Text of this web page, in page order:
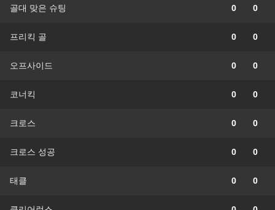
골대 맞은 슈팅 0 0
프리킥 골 0 0
오프사이드 0 0
코너킥 0 0
크로스 0 0
크로스 성공 0 0
태클 0 0